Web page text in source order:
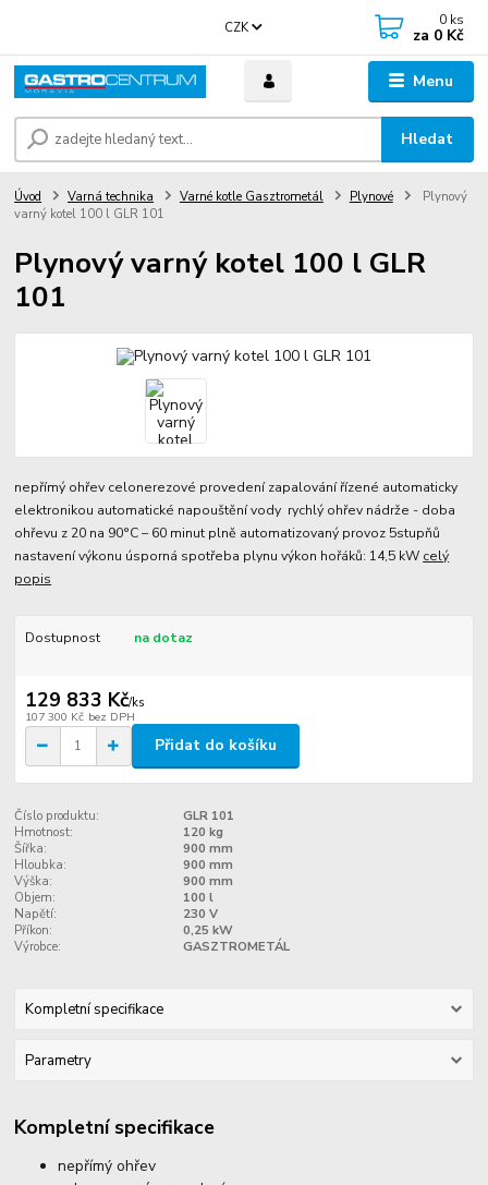
Menu
CZK
Hledat
0 ks
za 0 Kč
Úvod Varná technika Varné kotle Gasztrometál Plynové
Plynový
varný kotel 100 l GLR 101
Plynový varný kotel 100 l GLR
101
nepřímý ohřev celonerezové provedení zapalování řízené automaticky
elektronikou automatické napouštění vody rychlý ohřev nádrže - doba
ohřevu z 20 na 90°C – 60 minut plně automatizovaný provoz 5stupňů
nastavení výkonu úsporná spotřeba plynu výkon hořáků: 14,5 kW celý
popis
Dostupnost na dotaz
129 833 Kč/ks
107 300 Kč bez DPH
Přidat do košíku
Číslo produktu:
GLR 101
Hmotnost:
120 kg
Šířka:
900 mm
Hloubka:
900 mm
Výška:
900 mm
Objem:
100 l
Napětí:
230 V
Příkon:
0,25 kW
Výrobce:
GASZTROMETÁL
Kompletní specifikace
Parametry
Kompletní specifikace
nepřímý ohřev